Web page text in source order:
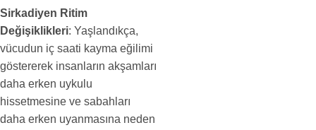
Sirkadiyen Ritim
Değişiklikleri: Yaşlandıkça,
vücudun iç saati kayma eğilimi
göstererek insanların akşamları
daha erken uykulu
hissetmesine ve sabahları
daha erken uyanmasına neden